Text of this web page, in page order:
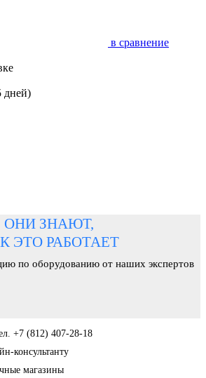
в сравнение
дней)
ОНИ ЗНАЮТ,
ЭТО РАБОТАЕТ
по оборудованию от наших экспертов
+7 (812) 407-28-18
консультанту
магазины